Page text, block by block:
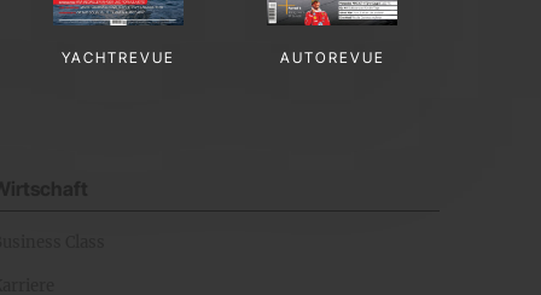
YACHTREVUE AUTOREVUE